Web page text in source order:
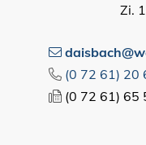
Zi.
(0 72 61) 20
(0 72 61) 65